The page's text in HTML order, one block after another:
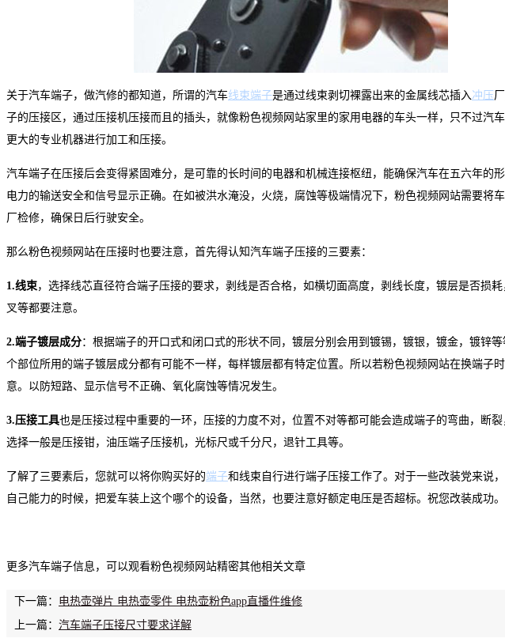
关于汽车端子，做汽修的都知道，所谓的汽车线束端子是通过线束剥切裸露出来的金属线芯插入 冲压
子的压接区，通过压接机压接而且的插头，就像粉色视频网站家里的家用电器的车头一样，只不过汽车
更大的专业机器进行加工和压接。
汽车端子在压接后会变得紧固难分，是可靠的长时间的电器和机械连接枢纽，能确保汽车在五六年的
电力的输送安全和信号显示正确。在如被洪水淹没，火烧，腐蚀等极端情况下，粉色视频网站需要将
厂检修，确保日后行驶安全。
那么粉色视频网站在压接时也要注意，首先得认知汽车端子压接的三要素：
1.线束，选择线芯直径符合端子压接的要求，剥线是否合格，如横切面高度，剥线长度，镀层是否损
叉等都要注意。
2.端子镀层成分：根据端子的开口式和闭口式的形状不同，镀层分别会用到镀锡，镀银，镀金，镀锌
个部位所用的端子镀层成分都有可能不一样，每样镀层都有特定位置。所以若粉色视频网站在换端子
意。以防短路、显示信号不正确、氧化腐蚀等情况发生。
3.压接工具也是压接过程中重要的一环，压接的力度不对，位置不对等都可能会造成端子的弯曲，断
选择一般是压接钳，油压端子压接机，光标尺或千分尺，退针工具等。
了解了三要素后，您就可以将你购买好的端子和线束自行进行端子压接工作了。对于一些改装党来说
自己能力的时候，把爱车装上这个哪个的设备，当然，也要注意好额定电压是否超标。祝您改装成功。
更多汽车端子信息，可以观看粉色视频网站精密其他相关文章
下一篇： 电热壶弹片 电热壶零件 电热壶粉色app直播件维修
上一篇： 汽车端子压接尺寸要求详解